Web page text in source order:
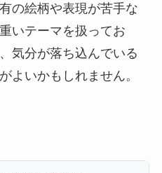
の絵柄や表現が苦手な
いテーマを扱ってお
気分が落ち込んでいる
よいかもしれません。